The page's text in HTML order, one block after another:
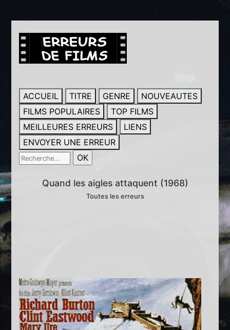
ACCUEIL TITRE GENRE
NOUVEAUTES
FILMS POPULAIRES
TOP FILMS
MEILLEURES ERREURS
LIENS
ENVOYER UNE ERREUR
Quand les aigles attaquent (1968)
Toutes les erreurs